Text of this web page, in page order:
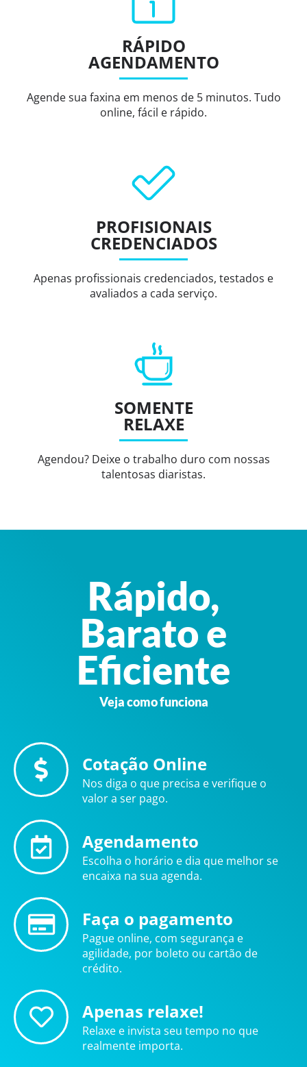
RÁPIDO
AGENDAMENTO
Agende sua faxina em menos de 5 minutos. Tudo
online, fácil e rápido.
PROFISIONAIS
CREDENCIADOS
Apenas profissionais credenciados, testados e
avaliados a cada serviço.
SOMENTE
RELAXE
Agendou? Deixe o trabalho duro com nossas
talentosas diaristas.
Rápido,
Barato e
Eficiente
Veja como funciona
Cotação Online
Nos diga o que precisa e verifique o
valor a ser pago.
Agendamento
Escolha o horário e dia que melhor se
encaixa na sua agenda.
Faça o pagamento
Pague online, com segurança e
agilidade, por boleto ou cartão de
crédito.
Apenas relaxe!
Relaxe e invista seu tempo no que
realmente importa.